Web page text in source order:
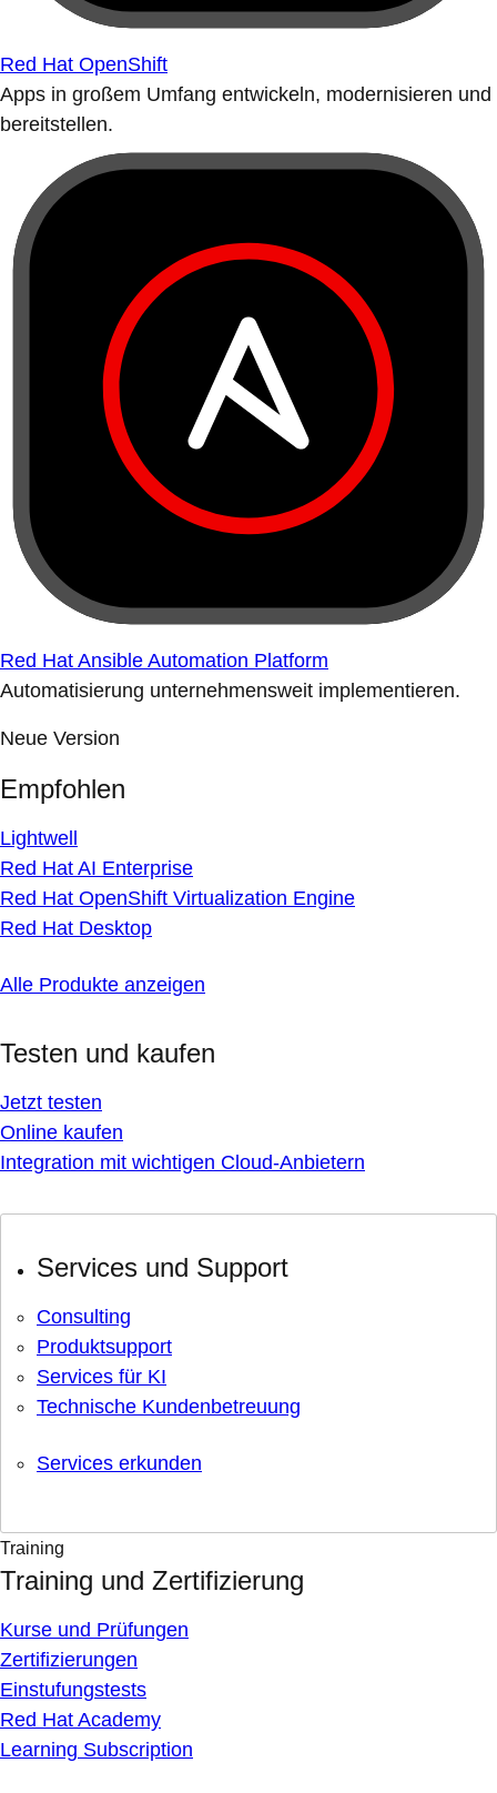
Red Hat OpenShift
Apps in großem Umfang entwickeln, modernisieren und
bereitstellen.
Red Hat Ansible Automation Platform
Automatisierung unternehmensweit implementieren.
Neue Version
Empfohlen
Lightwell
Red Hat AI Enterprise
Red Hat OpenShift Virtualization Engine
Red Hat Desktop
Alle Produkte anzeigen
Testen und kaufen
Jetzt testen
Online kaufen
Integration mit wichtigen Cloud-Anbietern
Services und Support
Consulting
Produktsupport
Services für KI
Technische Kundenbetreuung
Services erkunden
Training
Training und Zertifizierung
Kurse und Prüfungen
Zertifizierungen
Einstufungstests
Red Hat Academy
Learning Subscription